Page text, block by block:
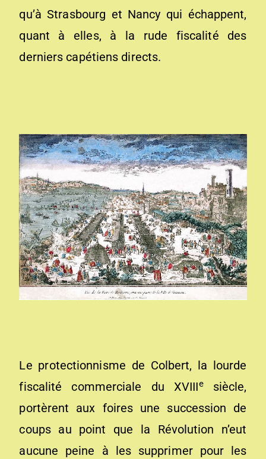
qu’à Strasbourg et Nancy qui échappent,
quant à elles, à la rude fiscalité des
derniers capétiens directs.
Le protectionnisme de Colbert, la lourde
fiscalité commerciale du XVIIIesiècle,
portèrent aux foires une succession de
coups au point que la Révolution n’eut
aucune peine à les supprimer pour les